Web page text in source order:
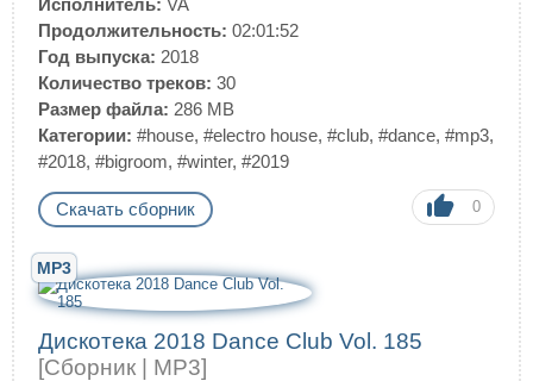
Исполнитель: VA
Продолжительность: 02:01:52
Год выпуска: 2018
Количество треков: 30
Размер файла: 286 MB
Категории: #house, #electro house, #club, #dance, #mp3,
#2018, #bigroom, #winter, #2019
Скачать сборник 0
MP3
Дискотека 2018 Dance Club Vol. 185
[Сборник | MP3]